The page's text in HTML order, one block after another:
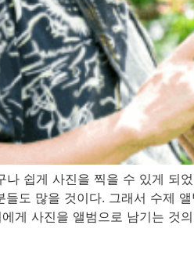
쉽게 사진을 찍을 수 있게 되
도 많을 것이다. 그래서 수제 앨
게 사진을 앨범으로 남기는 것